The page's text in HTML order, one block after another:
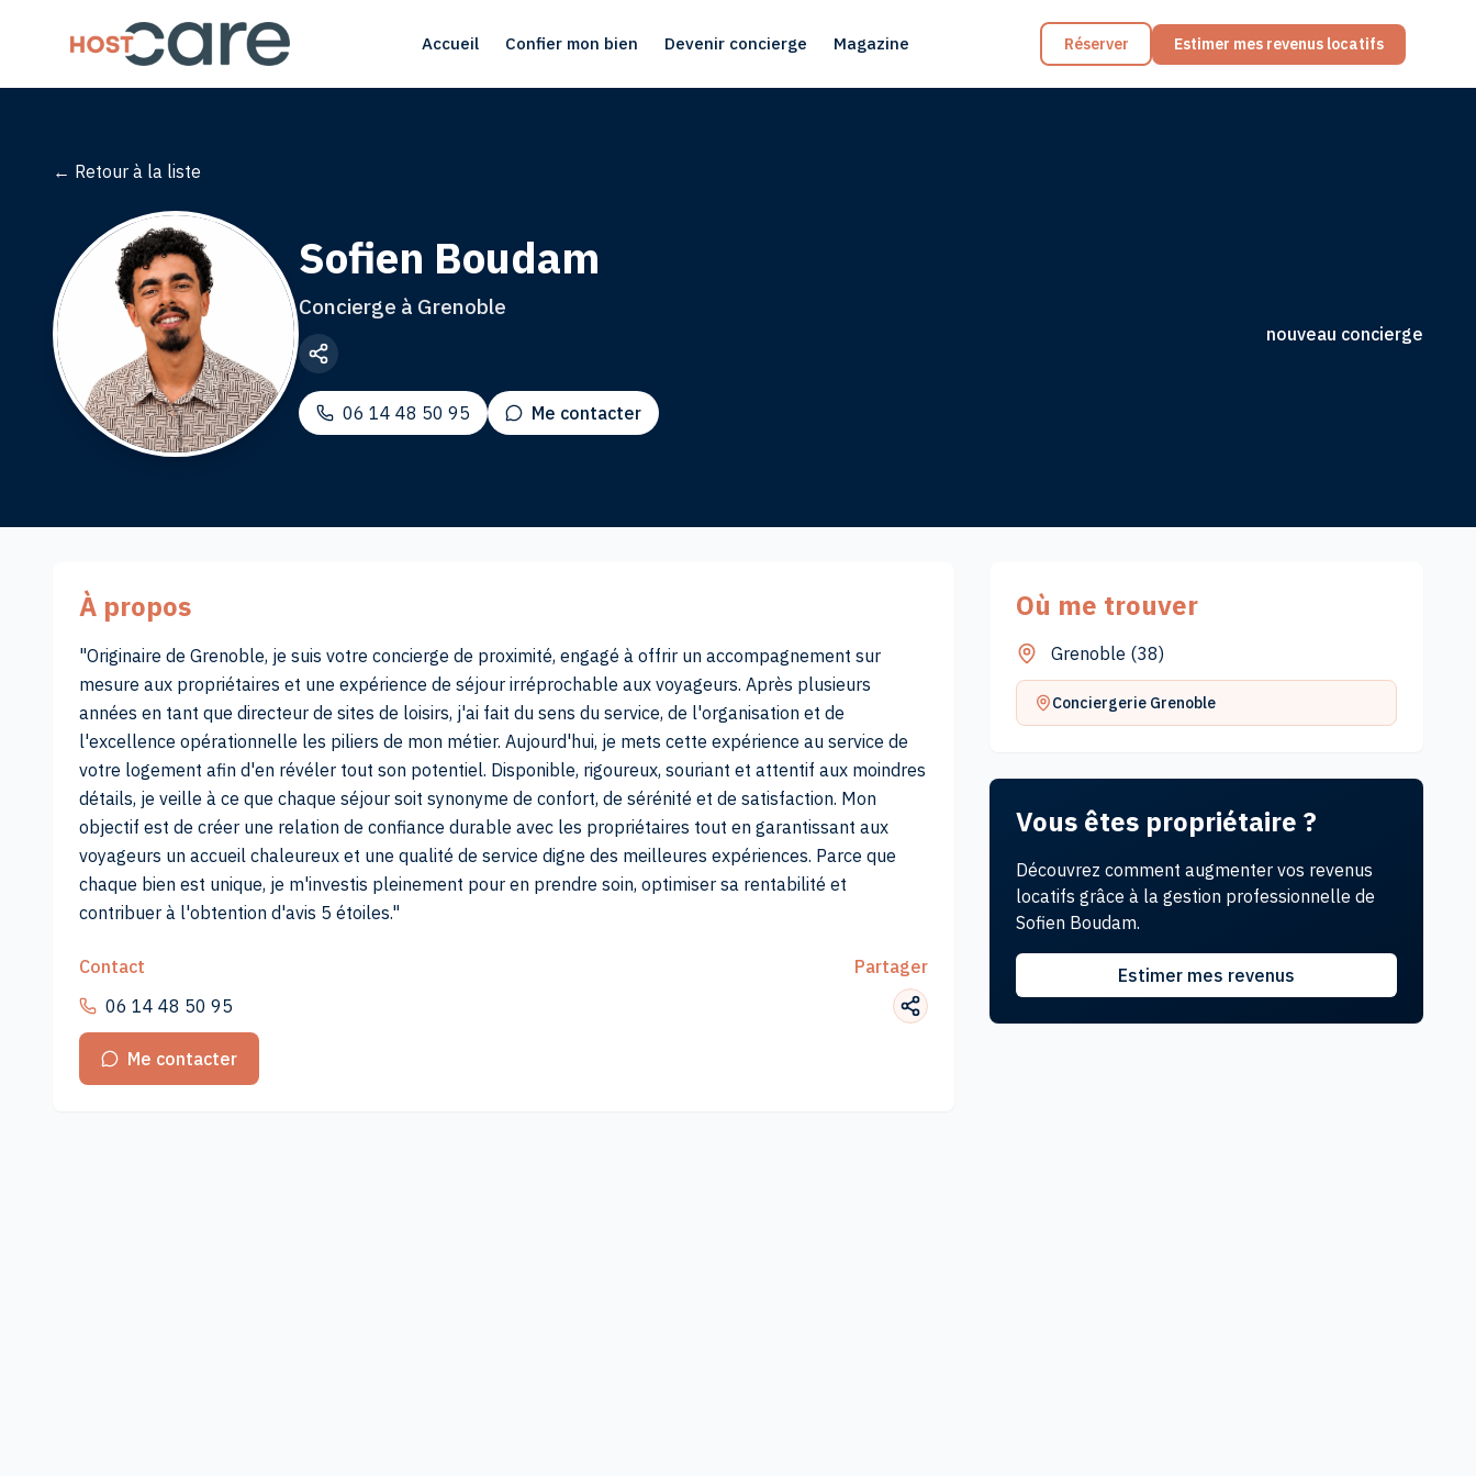
Accueil Confier mon bien Devenir concierge Magazine Réserver Estimer mes revenus locatifs
← Retour à la liste
Sofien Boudam
Concierge à Grenoble
06 14 48 50 95 Me contacter
nouveau concierge
À propos
"Originaire de Grenoble, je suis votre concierge de proximité, engagé à offrir un accompagnement sur
mesure aux propriétaires et une expérience de séjour irréprochable aux voyageurs. Après plusieurs
années en tant que directeur de sites de loisirs, j'ai fait du sens du service, de l'organisation et de
l'excellence opérationnelle les piliers de mon métier. Aujourd'hui, je mets cette expérience au service de
votre logement afin d'en révéler tout son potentiel. Disponible, rigoureux, souriant et attentif aux moindres
détails, je veille à ce que chaque séjour soit synonyme de confort, de sérénité et de satisfaction. Mon
objectif est de créer une relation de confiance durable avec les propriétaires tout en garantissant aux
voyageurs un accueil chaleureux et une qualité de service digne des meilleures expériences. Parce que
chaque bien est unique, je m'investis pleinement pour en prendre soin, optimiser sa rentabilité et
contribuer à l'obtention d'avis 5 étoiles."
Contact
Partager
06 14 48 50 95
Me contacter
Où me trouver
Grenoble (38)
Conciergerie Grenoble
Vous êtes propriétaire ?
Découvrez comment augmenter vos revenus
locatifs grâce à la gestion professionnelle de
Sofien Boudam.
Estimer mes revenus